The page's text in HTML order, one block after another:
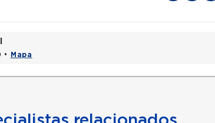
• Mapa